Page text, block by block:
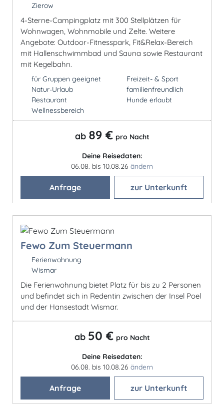
Zierow
4-Sterne-Campingplatz mit 300 Stellplätzen für
Wohnwagen, Wohnmobile und Zelte. Weitere
Angebote: Outdoor-Fitnesspark, Fit&Relax-Bereich
mit Hallenschwimmbad und Sauna sowie Restaurant
mit Kegelbahn.
für Gruppen geeignet
Natur-Urlaub
Restaurant
Wellnessbereich
Freizeit- & Sport
familienfreundlich
Hunde erlaubt
ab 89 € pro Nacht
Deine Reisedaten:
06.08. bis 10.08.26 ändern
Anfrage zur Unterkunft
Fewo Zum Steuermann
Ferienwohnung
Wismar
Die Ferienwohnung bietet Platz für bis zu 2 Personen
und befindet sich in Redentin zwischen der Insel Poel
und der Hansestadt Wismar.
ab 50 € pro Nacht
Deine Reisedaten:
06.08. bis 10.08.26 ändern
Anfrage zur Unterkunft